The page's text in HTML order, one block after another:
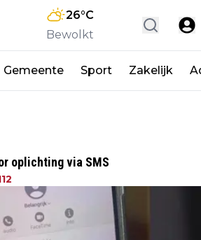
26°C
Bewolkt
Gemeente Sport Zakelijk
oplichting via SMS